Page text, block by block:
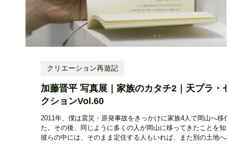
加藤晋平 写真展｜家族のカタチ2｜天プラ・
クションVol.60
2011年、僕は震災・原発事故をきっかけに家族4人で岡山へ移
た。その後、同じように多くの人が岡山に移ってきたことを知
彼らの中には、そのまま定住する人もいれば、また別の土地へ
クリエーション再遊記